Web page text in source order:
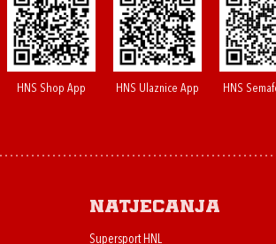
HNS Shop App HNS Ulaznice App HNS
Natjecanja
Supersport HNL